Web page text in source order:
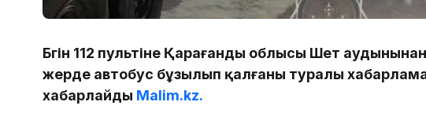
Бүгін 112 пультіне Қарағанды облысы Шет
жерде автобус бұзылып қалғаны туралы хабарлама
хабарлайды Malim.kz.